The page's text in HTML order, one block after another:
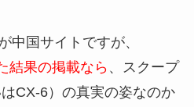
中国サイトですが、
結果の掲載なら 、スクープ
CX-6）の真実の姿なのか